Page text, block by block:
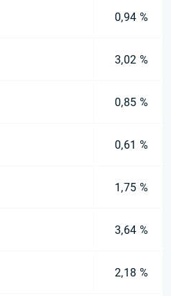
0,94 %
3,02 %
0,85 %
0,61 %
1,75 %
3,64 %
2,18 %